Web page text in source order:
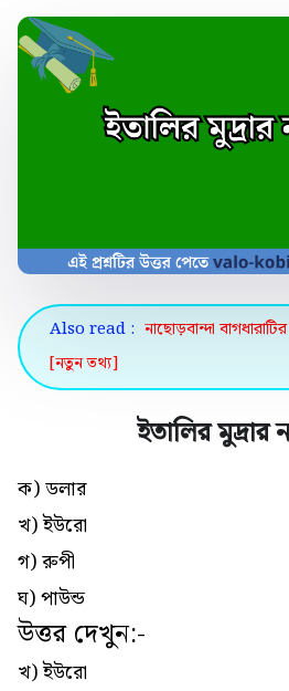
Also read : নাছোড়বান্দা
[নতুন তথ্য]
ইতালির মুদ্রার
ক) ডলার
খ) ইউরো
গ) রুপী
ঘ) পাউন্ড
উত্তর দেখুন:-
খ) ইউরো